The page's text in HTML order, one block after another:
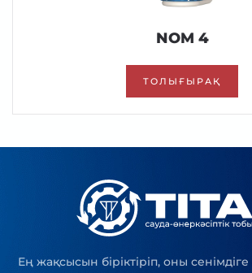
NOM 4
ТОЛЫҒЫРАҚ
Ең жақсысын біріктіріп, оны